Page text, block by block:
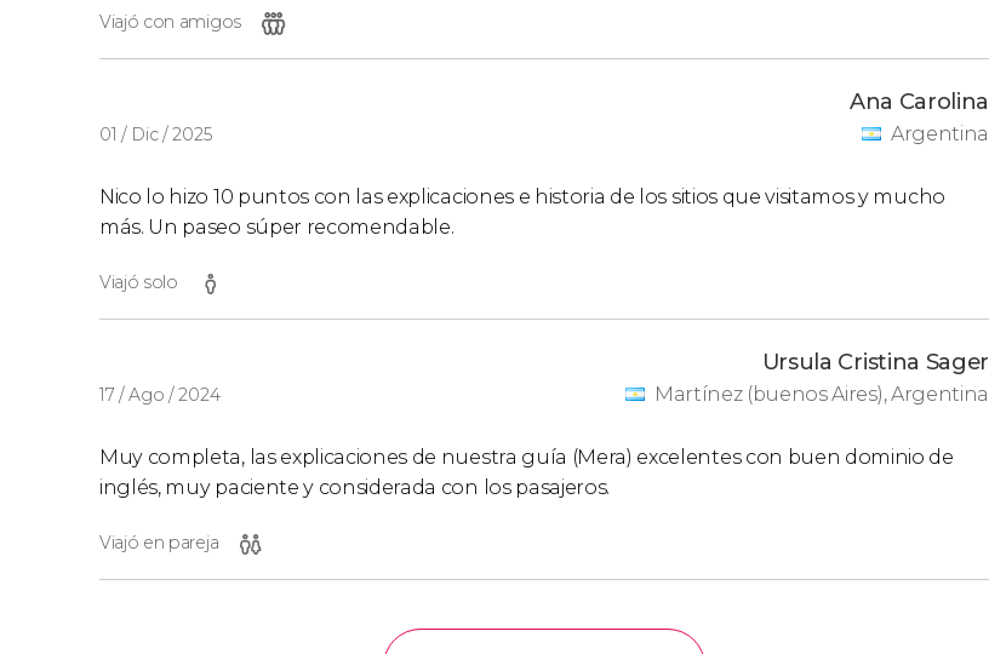
Viajó con amigos
01 / Dic / 2025
Ana Carolina
Argentina
Nico lo hizo 10 puntos con las explicaciones e historia de los sitios que visitamos y mucho
más. Un paseo súper recomendable.
Viajó solo
17 / Ago / 2024
Ursula Cristina Sager
Martínez (buenos Aires), Argentina
Muy completa, las explicaciones de nuestra guía (Mera) excelentes con buen dominio de
inglés, muy paciente y considerada con los pasajeros.
Viajó en pareja